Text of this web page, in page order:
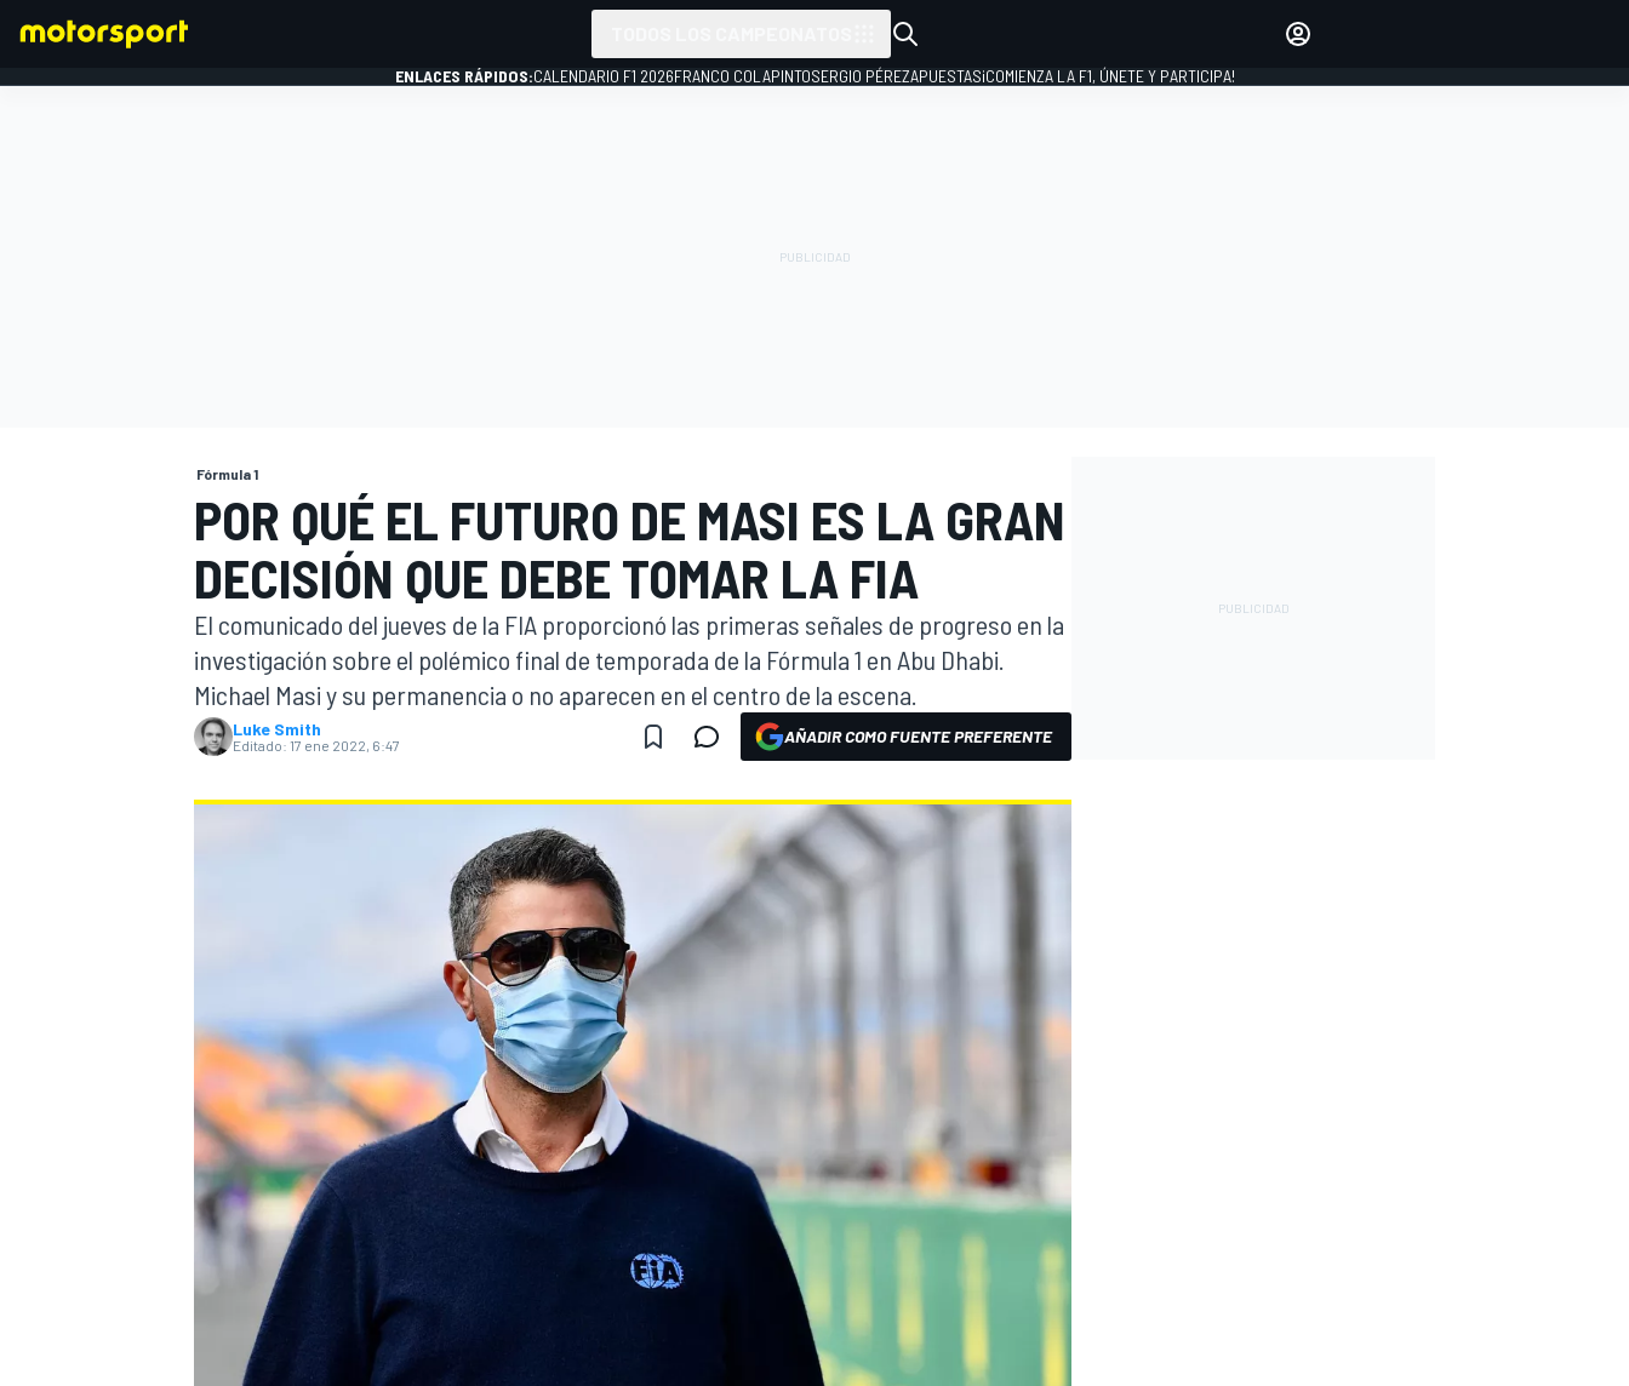
INDYCAR
NASCAR CUP
INICIAR SESIÓN
ENLACES RÁPIDOS:CALENDARIO F1 2026FRANCO COLAPINTOSERGIO PÉREZAPUESTAS¡COMIENZA LA F1, ÚNETE Y PARTICIPA!
Fórmula 1
POR QUÉ EL FUTURO DE MASI ES LA GRAN
DECISIÓN QUE DEBE TOMAR LA FIA
El comunicado del jueves de la FIA proporcionó las primeras señales de progreso en la
investigación sobre el polémico final de temporada de la Fórmula 1 en Abu Dhabi.
Michael Masi y su permanencia o no aparecen en el centro de la escena.
Luke Smith
Editado: 17 ene 2022, 6:47 AÑADIR COMO FUENTE PREFERENTE